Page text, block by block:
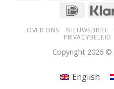
OVER ONS NIEUWSBRIEF
PRIVACYBELEID
Copyright 2026 ©
English